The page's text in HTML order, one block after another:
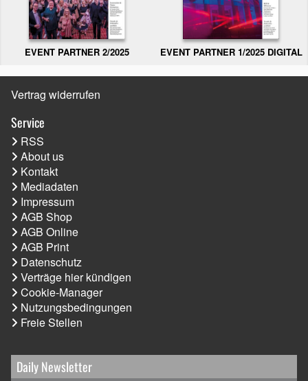
EVENT PARTNER 2/2025 EVENT PARTNER 1/2025 DIGITAL
Vertrag widerrufen
Service
RSS
About us
Kontakt
Mediadaten
Impressum
AGB Shop
AGB Online
AGB Print
Datenschutz
Verträge hier kündigen
Cookie-Manager
Nutzungsbedingungen
Freie Stellen
Daily Newsletter